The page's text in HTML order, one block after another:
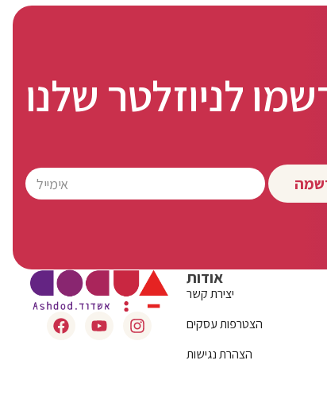
לניוזלטר שלנו
אודות
יצירת קשר
הצטרפות עסקים
הצהרת נגישות